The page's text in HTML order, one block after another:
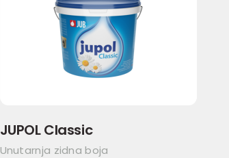
JUPOL Classic
Unutarnja zidna boja